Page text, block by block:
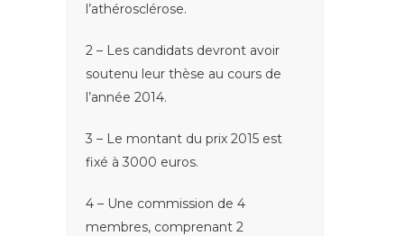
l’athérosclérose.
2 – Les candidats devront avoir
soutenu leur thèse au cours de
l’année 2014.
3 – Le montant du prix 2015 est
fixé à 3000 euros.
4 – Une commission de 4
membres, comprenant 2